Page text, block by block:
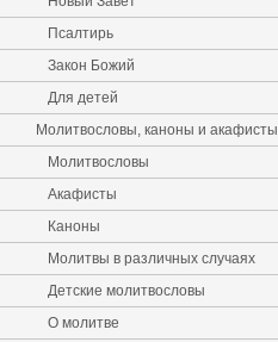
Псалтирь
Закон Божий
Для детей
Молитвословы, каноны и акафисты
Молитвословы
Акафисты
Каноны
Молитвы в различных случаях
Детские молитвословы
О молитве